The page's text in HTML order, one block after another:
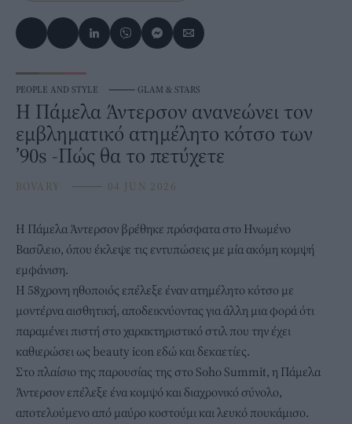
PEOPLE AND STYLE ⸻ GLAM & STARS
Η Πάμελα Άντερσον ανανεώνει τον
εμβληματικό ατημέλητο κότσο των
’90s -Πώς θα το πετύχετε
BOVARY ⸻ 04 JUN 2026
Η Πάμελα Άντερσον βρέθηκε πρόσφατα στο Ηνωμένο
Βασίλειο, όπου έκλεψε τις εντυπώσεις με μία ακόμη κομψή
εμφάνιση.
Η 58χρονη ηθοποιός επέλεξε έναν ατημέλητο κότσο με
μοντέρνα αισθητική, αποδεικνύοντας για άλλη μια φορά ότι
παραμένει πιστή στο χαρακτηριστικό στιλ που την έχει
καθιερώσει ως beauty icon εδώ και δεκαετίες.
Στο πλαίσιο της παρουσίας της στο Soho Summit, η Πάμελα
Άντερσον επέλεξε ένα κομψό και διαχρονικό σύνολο,
αποτελούμενο από μαύρο κοστούμι και λευκό πουκάμισο.